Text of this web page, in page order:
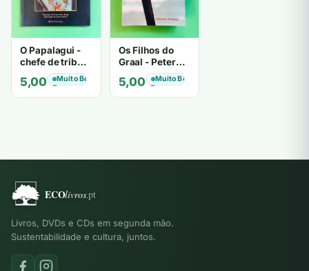
O Papalagui -
chefe de tribo
de tiavéa
5,00€Muito Bom
Os Filhos do
Graal - Peter
Berling
5,00€Muito Bom
Livros, DVDs e CDs em segunda mão.
Sustentabilidade e cultura, juntos.